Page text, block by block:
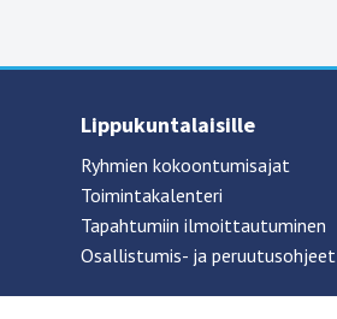
Lippukuntalaisille
Ryhmien kokoontumisajat
Toimintakalenteri
Tapahtumiin ilmoittautuminen
Osallistumis- ja peruutusohjeet